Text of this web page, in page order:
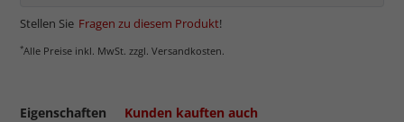
Stellen Sie Fragen zu diesem Produkt!
*Alle Preise inkl. MwSt. zzgl. Versandkosten.
Eigenschaften Kunden kauften auch